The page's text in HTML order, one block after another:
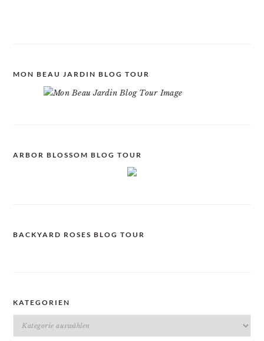
MON BEAU JARDIN BLOG TOUR
ARBOR BLOSSOM BLOG TOUR
BACKYARD ROSES BLOG TOUR
KATEGORIEN
Kategorien